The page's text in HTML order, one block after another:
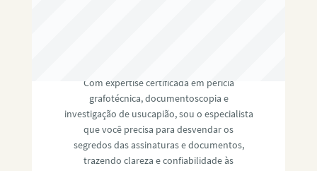
Com expertise certificada em perícia
grafotécnica, documentoscopia e
investigação de usucapião, sou o especialista
que você precisa para desvendar os
segredos das assinaturas e documentos,
trazendo clareza e confiabilidade às